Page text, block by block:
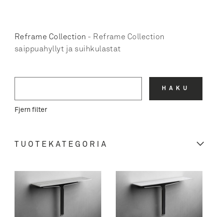
Reframe Collection - Reframe Collection
saippuahyllyt ja suihkulastat
HAKU
Fjern filter
TUOTEKATEGORIA
GLASSLINE
ClassicLine kehykset
KULMAKAIVOT